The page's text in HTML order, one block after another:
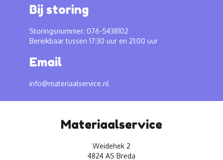
Bij storing
Storingsnummer: 076-5438102
Bereikbaar tussen 17:30 uur en 21:00 uur
Email
info@materiaalservice.nl
Materiaalservice
Weidehek 2
4824 AS Breda